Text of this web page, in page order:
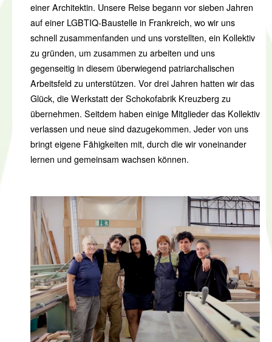
einer Architektin. Unsere Reise begann vor sieben Jahren
auf einer LGBTIQ-Baustelle in Frankreich, wo wir uns
schnell zusammenfanden und uns vorstellten, ein Kollektiv
zu gründen, um zusammen zu arbeiten und uns
gegenseitig in diesem überwiegend patriarchalischen
Arbeitsfeld zu unterstützen. Vor drei Jahren hatten wir das
Glück, die Werkstatt der Schokofabrik Kreuzberg zu
übernehmen. Seitdem haben einige Mitglieder das Kollektiv
verlassen und neue sind dazugekommen. Jeder von uns
bringt eigene Fähigkeiten mit, durch die wir voneinander
lernen und gemeinsam wachsen können.